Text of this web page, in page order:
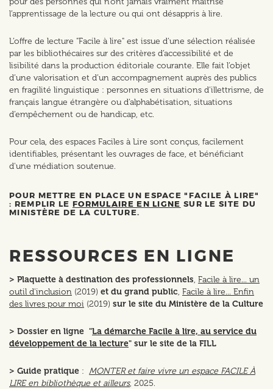
l’apprentissage de la lecture ou qui ont désappris à lire.
L’offre de lecture "Facile à lire" est issue d’une sélection réalisée
par les bibliothécaires sur des critères d’accessibilité et de
lisibilité dans la production éditoriale courante. Elle fait l’objet
d’une valorisation et d’un accompagnement auprès des publics
en fragilité linguistique : personnes en situations d’illettrisme, de
français langue étrangère ou d’alphabétisation, situations
d’empêchement ou de handicap, etc.
Pour cela, des espaces Faciles à Lire sont conçus, facilement
identifiables, présentant les ouvrages de face, et bénéficiant
d'une médiation soutenue.
POUR METTRE EN PLACE UN ESPACE "FACILE À LIRE"
: REMPLIR LE FORMULAIRE EN LIGNE SUR LE SITE DU
MINISTÈRE DE LA CULTURE.
RESSOURCES EN LIGNE
> Plaquette à destination des professionnels, Facile à lire... un
outil d'inclusion (2019) et du grand public, Facile à lire... Enfin
des livres pour moi (2019) sur le site du Ministère de la Culture
> Dossier en ligne "La démarche Facile à lire, au service du
développement de la lecture" sur le site de la FILL
> Guide pratique : MONTER et faire vivre un espace FACILE À
LIRE en bibliothèque et ailleurs, 2025.